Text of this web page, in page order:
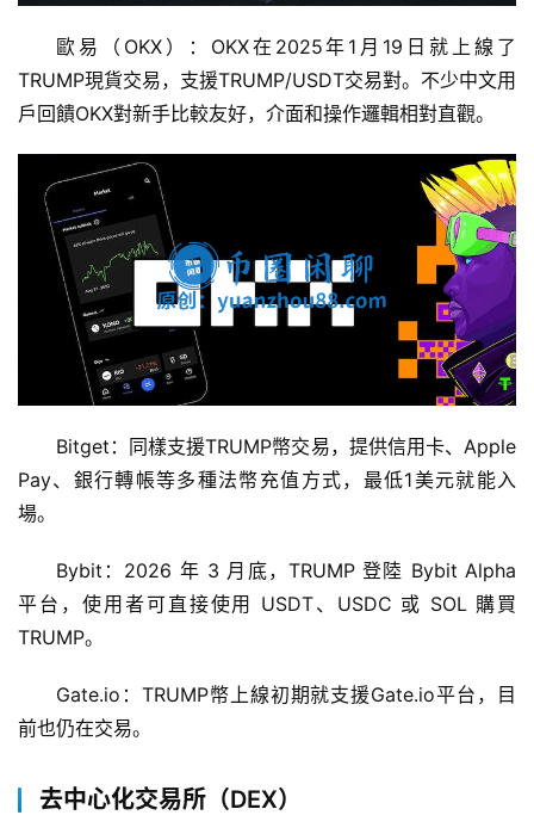
歐易（OKX）：OKX在2025年1月19日就上線了
TRUMP現貨交易，支援TRUMP/USDT交易對。不少中文用
戶回饋OKX對新手比較友好，介面和操作邏輯相對直觀。
Bitget：同樣支援TRUMP幣交易，提供信用卡、Apple
Pay、銀行轉帳等多種法幣充值方式，最低1美元就能入
場。
Bybit：2026 年 3 月底，TRUMP 登陸 Bybit Alpha
平台，使用者可直接使用 USDT、USDC 或 SOL 購買
TRUMP。
Gate.io：TRUMP幣上線初期就支援Gate.io平台，目
前也仍在交易。
去中心化交易所（DEX）